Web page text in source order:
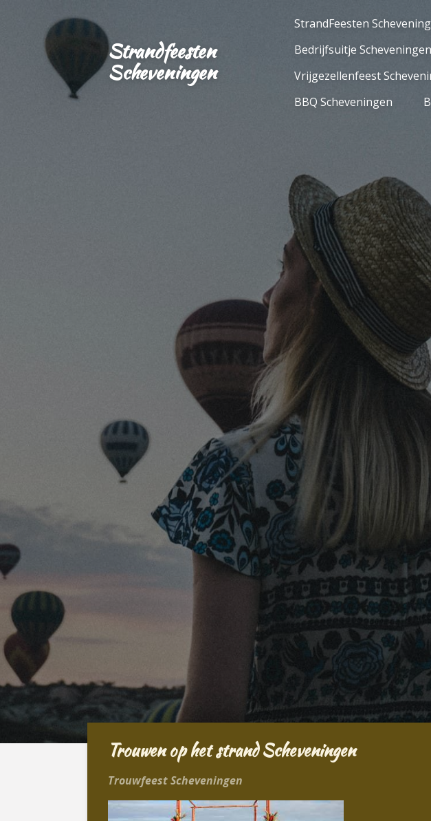
hoofdinhoud
Strandfeesten
Scheveningen
StrandFeesten
Bedrijfsuitje Scheveningen
Vrijgezellenfeest
BBQ Scheveningen
Trouwen op het strand Scheveningen
Trouwfeest Scheveningen